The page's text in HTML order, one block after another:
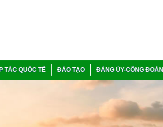
TÁC QUỐC TẾ ĐÀO TẠO ĐẢNG ỦY-CÔNG ĐOÀN